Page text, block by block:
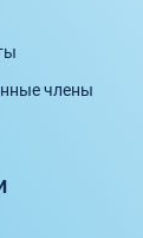
члены